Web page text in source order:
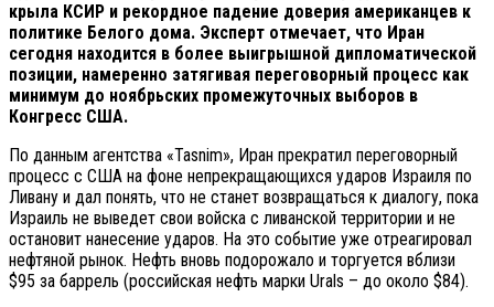
крыла КСИР и рекордное падение доверия американцев к
политике Белого дома. Эксперт отмечает, что Иран
сегодня находится в более выигрышной дипломатической
позиции, намеренно затягивая переговорный процесс как
минимум до ноябрьских промежуточных выборов в
Конгресс США.
По данным агентства «Tasnim», Иран прекратил переговорный
процесс с США на фоне непрекращающихся ударов Израиля по
Ливану и дал понять, что не станет возвращаться к диалогу, пока
Израиль не выведет свои войска с ливанской территории и не
остановит нанесение ударов. На это событие уже отреагировал
нефтяной рынок. Нефть вновь подорожало и торгуется вблизи
$95 за баррель (российская нефть марки Urals – до около $84).